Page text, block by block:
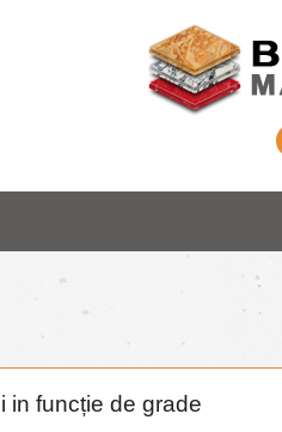
in funcție de grade